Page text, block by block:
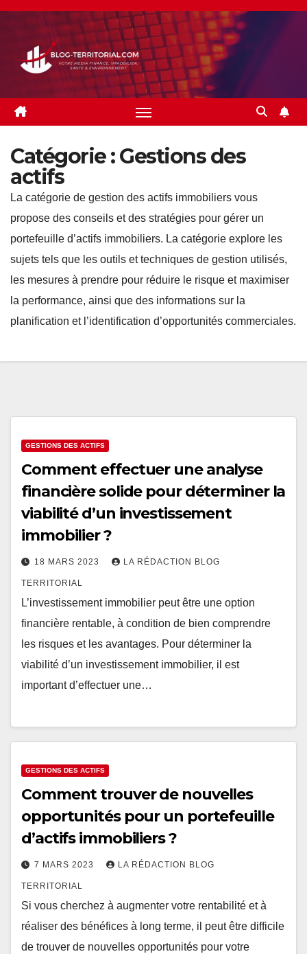
Skip
content
Catégorie :Gestions des
actifs
La catégorie de gestion des actifs immobiliers vous
propose des conseils et des stratégies pour gérer un
portefeuille d’actifs immobiliers. La catégorie explore les
sujets tels que les outils et techniques de gestion utilisés,
les mesures à prendre pour réduire le risque et maximiser
la performance, ainsi que des informations sur la
planification et l’identification d’opportunités commerciales.
GESTIONS DES ACTIFS
Comment effectuer une analyse
financière solide pour déterminer la
viabilité d’un investissement
immobilier ?
18 MARS 2023 LA RÉDACTION BLOG
TERRITORIAL
L’investissement immobilier peut être une option
financière rentable, à condition de bien comprendre
les risques et les avantages. Pour déterminer la
viabilité d’un investissement immobilier, il est
important d’effectuer une…
GESTIONS DES ACTIFS
Comment trouver de nouvelles
opportunités pour un portefeuille
d’actifs immobiliers ?
7 MARS 2023 LA RÉDACTION BLOG
TERRITORIAL
Si vous cherchez à augmenter votre rentabilité et à
réaliser des bénéfices à long terme, il peut être difficile
de trouver de nouvelles opportunités pour votre